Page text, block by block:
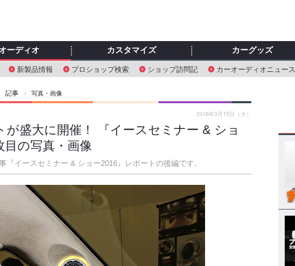
ーディオ
新製品情報 プロショップ検索 ショップ訪問記 カーオーディオニュース
カスタマイズ カーグッズ
記事 › 写真・画像
盛大に開催！ 『イースセミナー & ショ
の写真・画像
イースセミナー & ショー2016』レポートの後編です。
2016年3月15日（火）